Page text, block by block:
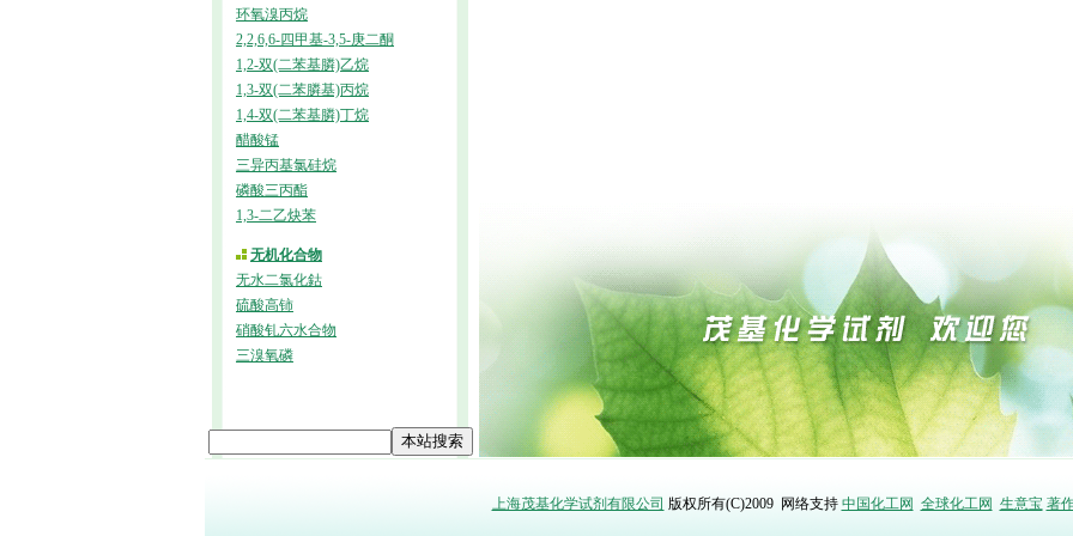
环氧溴丙烷
2,2,6,6-四甲基-3,5-庚二酮
1,2-双(二苯基膦)乙烷
1,3-双(二苯膦基)丙烷
1,4-双(二苯基膦)丁烷
醋酸锰
三异丙基氯硅烷
磷酸三丙酯
1,3-二乙炔苯
无机化合物
无水二氯化鈷
硫酸高铈
硝酸钆六水合物
三溴氧磷
上海茂基化学试剂有限公司 版权所有(C)2009 网络支持 中国化工网 全球化工网 生意宝 著